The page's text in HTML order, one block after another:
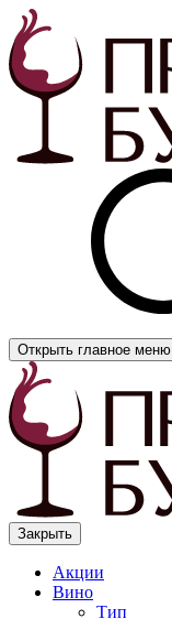
Открыть главное меню
Закрыть
Акции
Вино
Тип